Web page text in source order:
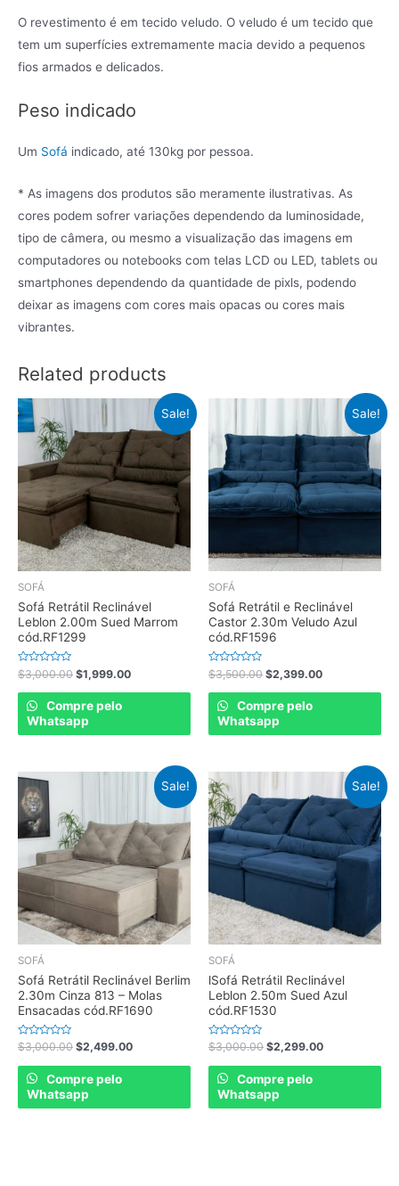
O revestimento é em tecido veludo. O veludo é um tecido que
tem um superfícies extremamente macia devido a pequenos
fios armados e delicados.
Peso indicado
Um Sofá indicado, até 130kg por pessoa.
* As imagens dos produtos são meramente ilustrativas. As
cores podem sofrer variações dependendo da luminosidade,
tipo de câmera, ou mesmo a visualização das imagens em
computadores ou notebooks com telas LCD ou LED, tablets ou
smartphones dependendo da quantidade de pixls, podendo
deixar as imagens com cores mais opacas ou cores mais
vibrantes.
Related products
Sale!
SOFÁ
Sofá Retrátil Reclinável
Leblon 2.00m Sued Marrom
cód.RF1299
Rated
0
out
$3,000.00 $1,999.00
Compre pelo
Whatsapp
Sale!
SOFÁ
Sofá Retrátil e Reclinável
Castor 2.30m Veludo Azul
cód.RF1596
Rated
0
out
$3,500.00 $2,399.00
Compre pelo
Whatsapp
Sale!
SOFÁ
Sofá Retrátil Reclinável Berlim
2.30m Cinza 813 – Molas
Ensacadas cód.RF1690
Rated
0
out
$3,000.00 $2,499.00
Compre pelo
Whatsapp
Sale!
SOFÁ
lSofá Retrátil Reclinável
Leblon 2.50m Sued Azul
cód.RF1530
Rated
0
out
$3,000.00 $2,299.00
Compre pelo
Whatsapp